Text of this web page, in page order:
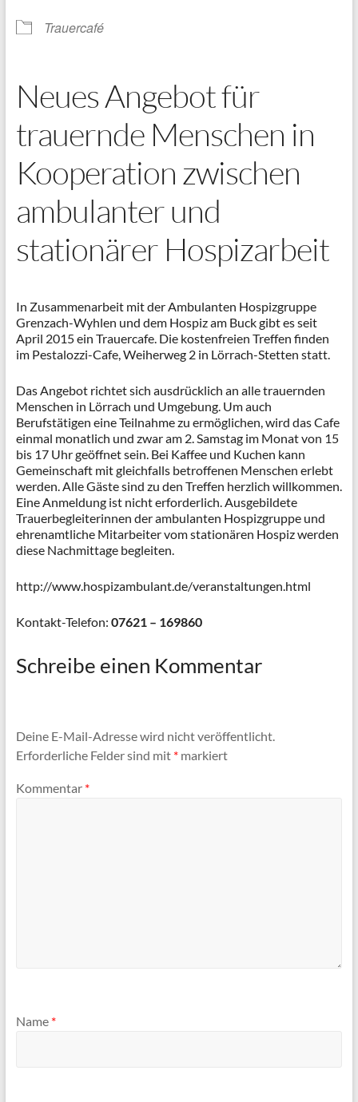
Trauercafé
Neues Angebot für
trauernde Menschen in
Kooperation zwischen
ambulanter und
stationärer Hospizarbeit
In Zusammenarbeit mit der Ambulanten Hospizgruppe
Grenzach-Wyhlen und dem Hospiz am Buck gibt es seit
April 2015 ein Trauercafe. Die kostenfreien Treffen finden
im Pestalozzi-Cafe, Weiherweg 2 in Lörrach-Stetten statt.
Das Angebot richtet sich ausdrücklich an alle trauernden
Menschen in Lörrach und Umgebung. Um auch
Berufstätigen eine Teilnahme zu ermöglichen, wird das Cafe
einmal monatlich und zwar am 2. Samstag im Monat von 15
bis 17 Uhr geöffnet sein. Bei Kaffee und Kuchen kann
Gemeinschaft mit gleichfalls betroffenen Menschen erlebt
werden. Alle Gäste sind zu den Treffen herzlich willkommen.
Eine Anmeldung ist nicht erforderlich. Ausgebildete
Trauerbegleiterinnen der ambulanten Hospizgruppe und
ehrenamtliche Mitarbeiter vom stationären Hospiz werden
diese Nachmittage begleiten.
http://www.hospizambulant.de/veranstaltungen.html
Kontakt-Telefon: 07621 – 169860
Schreibe einen Kommentar
Deine E-Mail-Adresse wird nicht veröffentlicht.
Erforderliche Felder sind mit *markiert
Kommentar *
Name *